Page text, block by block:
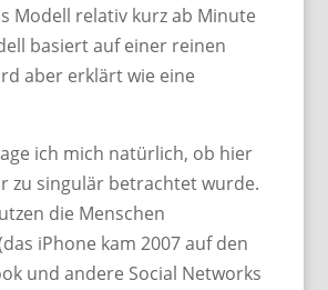
Modell relativ kurz ab Minute
basiert auf einer reinen
aber erklärt wie eine
ich mich natürlich, ob hier
zu singulär betrachtet wurde.
die Menschen
iPhone kam 2007 auf den
und andere Social Networks